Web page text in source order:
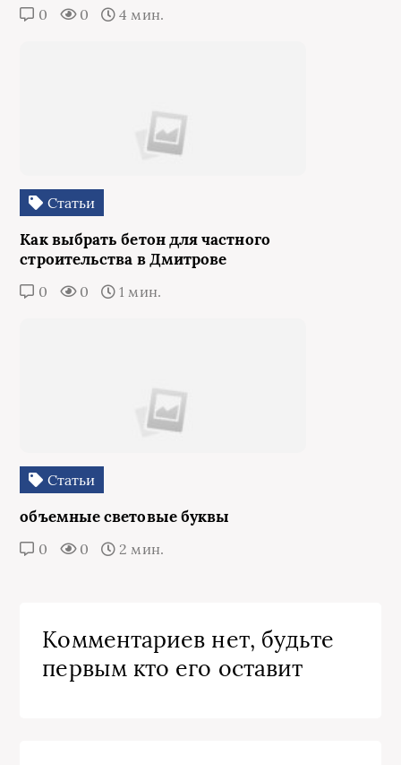
0 0 4 мин.
Статьи
Как выбрать бетон для частного
строительства в Дмитрове
0 0 1 мин.
Статьи
объемные световые буквы
0 0 2 мин.
Комментариев нет, будьте
первым кто его оставит